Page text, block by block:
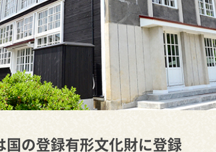
国の登録有形文化財に登録